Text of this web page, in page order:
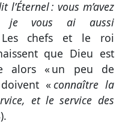
l’Éternel : vous m’avez
je vous ai aussi
chefs et le roi
que Dieu est
alors « un peu de
« connaître la
et le service des
).